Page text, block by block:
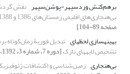
برهم‌کنش وردسپهر-پوشن‌سپهر نقش
بی‌هنجاری‌های اقلیمی‌ زمستان‌های 1386 و 1388‌
صفحه 89-104]
بهینه‏سازی لحظه‏ای تبدیل فوریۀ زمان‌کوتاه
تشخیص لایه‏های نازک[دوره 7، شماره 3، 1392، صفحه 36-48]
بی‌‌هنجاری‌‌ زمین‌شناسی و اکتشافات